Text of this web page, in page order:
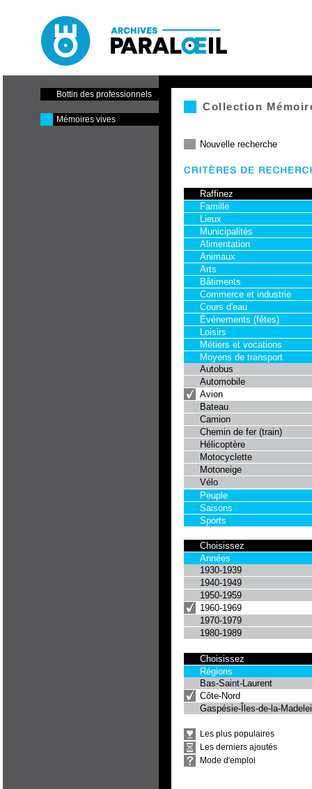
Paraloeil - Cinéma et centre
de production
Bottin des professionnels
Mémoires vives
Collection
Nouvelle recherche
Raffinez
Famille
Lieux
Municipalités
Alimentation
Animaux
Arts
Bâtiments
Commerce et industrie
Cours d'eau
Événements (fêtes)
Loisirs
Métiers et vocations
Moyens de transport
Autobus
Automobile
Avion
Bateau
Camion
Chemin de fer (train)
Hélicoptère
Motocyclette
Motoneige
Vélo
Peuple
Saisons
Sports
Choisissez
Années
1930-1939
1940-1949
1950-1959
1960-1969
1970-1979
1980-1989
Choisissez
Régions
Bas-Saint-Laurent
Côte-Nord
Gaspésie-Îles-de-la-
Les plus populaires
Les derniers ajoutés
Mode d'emploi